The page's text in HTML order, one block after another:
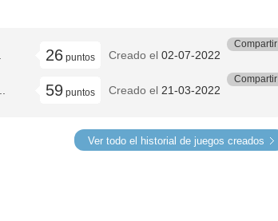
26 puntos Creado el 02-07-2022
Compartir
59 puntos Creado el 21-03-2022
Compartir
Ver todo el historial de juegos creados